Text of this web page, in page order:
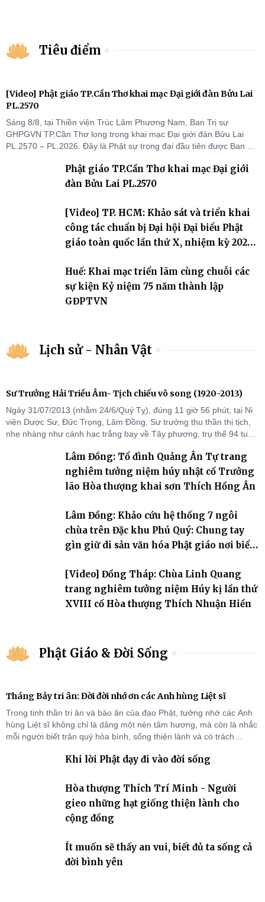
Tiêu điểm
[Video] Phật giáo TP.Cần Thơ khai mạc Đại giới đàn Bửu Lai
PL.2570
Sáng 8/8, tại Thiền viện Trúc Lâm Phương Nam, Ban Trị sự
GHPGVN TP.Cần Thơ long trọng khai mạc Đại giới đàn Bửu Lai
PL.2570 – PL.2026. Đây là Phật sự trọng đại đầu tiên được Ban Trị
thứ I, thể hiện sự quan tâm đối với công tác truyền giới, đào tạo
Tăng tài và tiếp nối mạng mạch Tăng-g
Phật giáo TP.Cần Thơ khai mạc Đại giới
đàn Bửu Lai PL.2570
[Video] TP. HCM: Khảo sát và triển khai
công tác chuẩn bị Đại hội Đại biểu Phật
giáo toàn quốc lần thứ X, nhiệm kỳ 2026-
Huế: Khai mạc triển lãm cùng chuỗi các
sự kiện Kỷ niệm 75 năm thành lập
GĐPTVN
Lịch sử - Nhân Vật
Sư Trưởng Hải Triều Âm- Tịch chiếu vô song (1920-2013)
Ngày 31/07/2013 (nhằm 24/6/Quý Tỵ), đúng 11 giờ 56 phút, tại Ni
viện Dược Sư, Đức Trọng, Lâm Đồng, Sư trưởng thu thần thị tịch,
nhẹ nhàng như cánh hạc trắng bay về Tây phương, trụ thế 94 tuổi
Lâm Đồng: Tổ đình Quảng Ân Tự trang
nghiêm tưởng niệm húy nhật cố Trưởng
lão Hòa thượng khai sơn Thích Hồng Ân
Lâm Đồng: Khảo cứu hệ thống 7 ngôi
chùa trên Đặc khu Phú Quý: Chung tay
gìn giữ di sản văn hóa Phật giáo nơi biển
[Video] Đồng Tháp: Chùa Linh Quang
trang nghiêm tưởng niệm Húy kị lần thứ
XVIII cố Hòa thượng Thích Nhuận Hiền
Phật Giáo & Đời Sống
Tháng Bảy tri ân: Đời đời nhớ ơn các Anh hùng Liệt sĩ
Trong tinh thần tri ân và báo ân của đạo Phật, tưởng nhớ các Anh
hùng Liệt sĩ không chỉ là dâng một nén tâm hương, mà còn là nhắc
mỗi người biết trân quý hòa bình, sống thiện lành và có trách
Khi lời Phật dạy đi vào đời sống
Hòa thượng Thích Trí Minh - Người
gieo những hạt giống thiện lành cho
cộng đồng
Ít muốn sẽ thấy an vui, biết đủ ta sống cả
đời bình yên